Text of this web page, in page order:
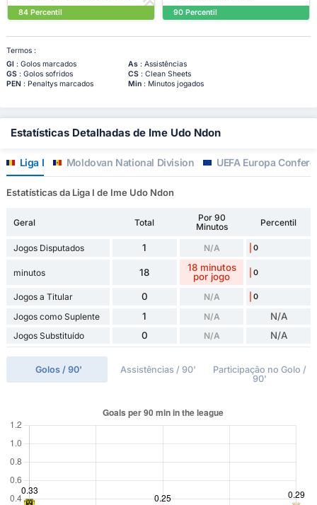
84 Percentil
90 Percentil
Termos :
Gl : Golos marcados As: Assistências
GS: Golos sofridos CS: Clean Sheets
PEN : Penaltys marcados Min: Minutos jogados
Estatísticas Detalhadas de Ime Udo Ndon
Liga I Moldovan National Division UEFA Europa
Estatísticas da Liga I de Ime Udo Ndon
Geral Total
Por 90
Minutos
Percentil
Jogos Disputados 1 N/A 0
minutos 18
18 minutos
por jogo
0
Jogos a Titular 0 N/A 0
Jogos como Suplente 1 N/A N/A
Jogos Substituído 0 N/A N/A
Golos / 90' Assistências / 90'
Participação no Golo /
90'